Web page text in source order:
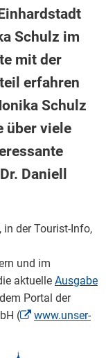
Schulz im
mit der
erfahren
Schulz
über viele
Daniell
in der Tourist-Info,
und im
aktuelle Ausgabe
Portal der
(
www.unser-